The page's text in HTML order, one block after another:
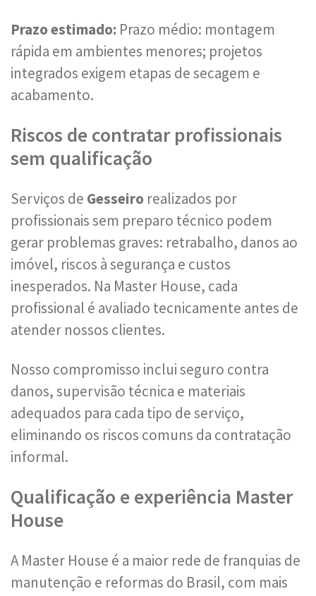
Prazo estimado: Prazo médio: montagem
rápida em ambientes menores; projetos
integrados exigem etapas de secagem e
acabamento.
Riscos de contratar profissionais
sem qualificação
Serviços de Gesseiro realizados por
profissionais sem preparo técnico podem
gerar problemas graves: retrabalho, danos ao
imóvel, riscos à segurança e custos
inesperados. Na Master House, cada
profissional é avaliado tecnicamente antes de
atender nossos clientes.
Nosso compromisso inclui seguro contra
danos, supervisão técnica e materiais
adequados para cada tipo de serviço,
eliminando os riscos comuns da contratação
informal.
Qualificação e experiência Master
House
A Master House é a maior rede de franquias de
manutenção e reformas do Brasil, com mais